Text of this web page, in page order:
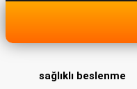
sağlıklı beslenme